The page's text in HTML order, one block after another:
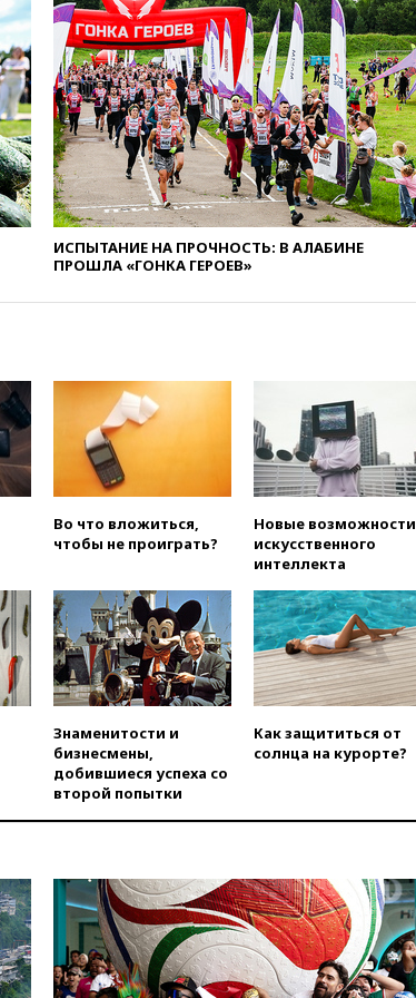
аэропорту Лейпцига —
«сценарий гибридной атаки»
09:32 В Тверской области
обломки дрона повредили
фасад логокомплекса
Wildberries
09:18В Ярославской области
отражена самая
массированная атака БПЛА
огромном запасе боеприпасов
в США
Летчики с упавшего
самолета в Приангарье
отделались ссадинами и
ушибами
07:40
Таджикистан и
SpaceX/Starlink расширяют
сотрудничество в сфере
технологий
07:00
Силы ПВО сбили шесть
БПЛА ВСУ, летевших на
Москву
06:25
Золото подорожало до
$4350 за тройскую унцию
понимает сущность киевского
режима
Армстронга впервые за 38 лет
быть готовой к продолжению
украинского конфликта
03:16Трамп заявил, что
предпочел бы соглашение с
Ираном
ИСПЫТАНИЕ НА ПРОЧНОСТЬ: В АЛАБИНЕ
ПРОШЛА «ГОНКА ГЕРОЕВ»
Во что вложиться,
чтобы не проиграть?
Новые возможности
искусственного
интеллекта
Знаменитости и
бизнесмены,
добившиеся успеха со
второй попытки
Как защититься от
солнца на курорте?